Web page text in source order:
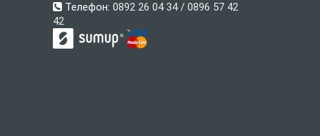
Телефон: 0892 26 04 34 / 0896 57 42
42